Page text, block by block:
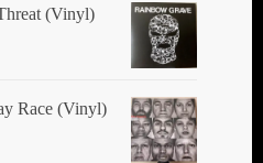
(Vinyl)
Race (Vinyl)